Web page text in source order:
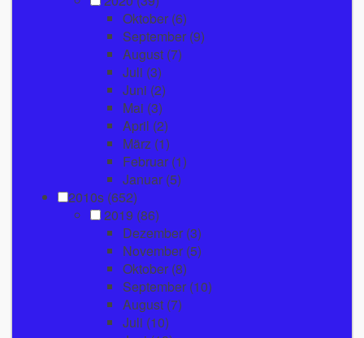
Oktober (6)
September (9)
August (7)
Juli (3)
Juni (2)
Mai (3)
April (2)
März (1)
Februar (1)
Januar (5)
2010s (652)
2019 (86)
Dezember (3)
November (5)
Oktober (8)
September (10)
August (7)
Juli (10)